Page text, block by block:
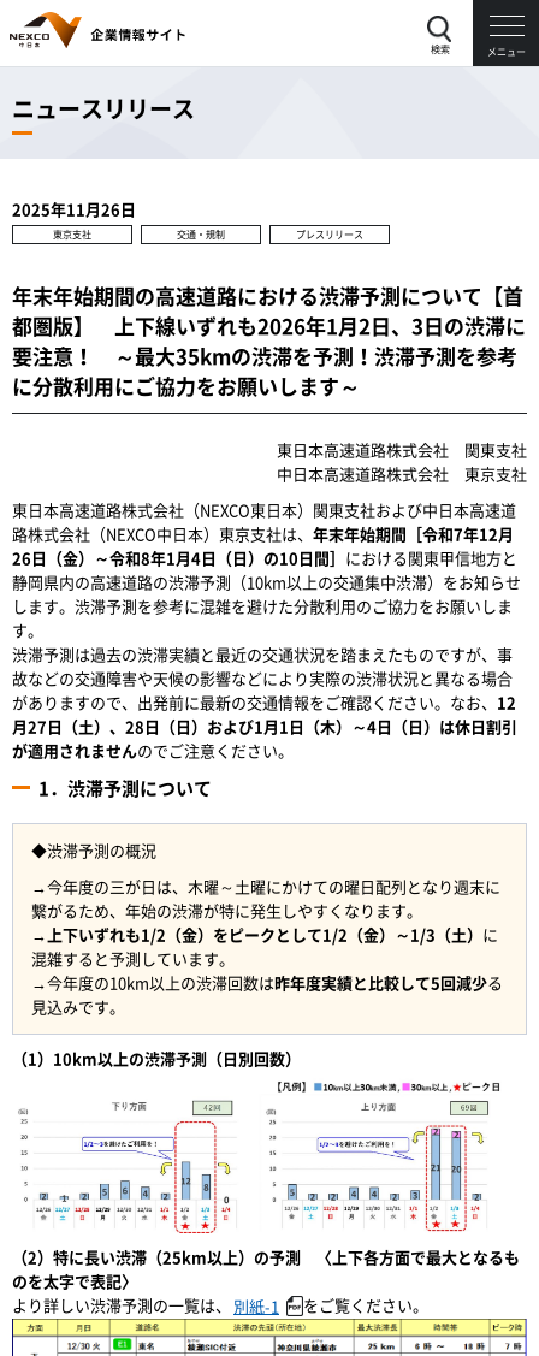
検索 メニュー
ニュースリリース
2025年11月26日
東京支社 交通・規制 プレスリリース
年末年始期間の高速道路における渋滞予測について【首
都圏版】 上下線いずれも2026年1月2日、3日の渋滞に
要注意！ ～最大35kmの渋滞を予測！渋滞予測を参考
に分散利用にご協力をお願いします～
東日本高速道路株式会社 関東支社
中日本高速道路株式会社 東京支社
東日本高速道路株式会社（NEXCO東日本）関東支社および中日本高速道
路株式会社（NEXCO中日本）東京支社は、 年末年始期間［令和7年12月
26日（金）～令和8年1月4日（日）の10日間］ における関東甲信地方と
静岡県内の高速道路の渋滞予測（10km以上の交通集中渋滞）をお知らせ
します。渋滞予測を参考に混雑を避けた分散利用のご協力をお願いしま
す。
渋滞予測は過去の渋滞実績と最近の交通状況を踏まえたものですが、事
故などの交通障害や天候の影響などにより実際の渋滞状況と異なる場合
がありますので、出発前に最新の交通情報をご確認ください。なお、 12
月27日（土）、28日（日）および1月1日（木）～4日（日）は休日割引
が適用されませんのでご注意ください。
1．渋滞予測について
◆渋滞予測の概況
→今年度の三が日は、木曜～土曜にかけての曜日配列となり週末に
繋がるため、年始の渋滞が特に発生しやすくなります。
→上下いずれも1/2（金）をピークとして1/2（金）～1/3（土） に
混雑すると予測しています。
→今年度の10km以上の渋滞回数は昨年度実績と比較して5回減少る
見込みです。
（1）10km以上の渋滞予測（日別回数）
（2）特に長い渋滞（25km以上）の予測 〈上下各方面で最大となるも
のを太字で表記〉
より詳しい渋滞予測の一覧は、
別紙-1 をご覧ください。